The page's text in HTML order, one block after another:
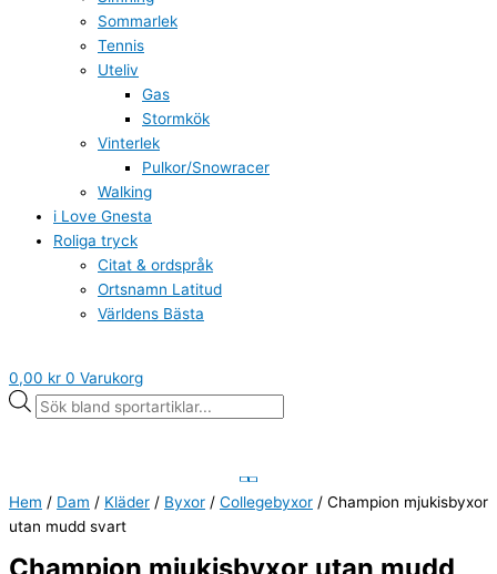
Sommarlek
Tennis
Uteliv
Gas
Stormkök
Vinterlek
Pulkor/Snowracer
Walking
i Love Gnesta
Roliga tryck
Citat & ordspråk
Ortsnamn Latitud
Världens Bästa
0,00 kr 0 Varukorg
Hem / Dam / Kläder / Byxor / Collegebyxor / Champion mjukisbyxor
utan mudd svart